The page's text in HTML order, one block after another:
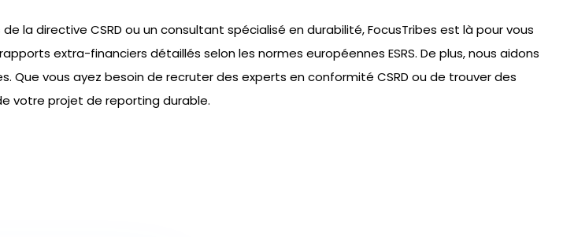
la directive CSRD ou un consultant spécialisé en durabilité, FocusTribes est là pour vous
extra-financiers détaillés selon les normes européennes ESRS. De plus, nous aidons
vous ayez besoin de recruter des experts en conformité CSRD ou de trouver des
votre projet de reporting durable.